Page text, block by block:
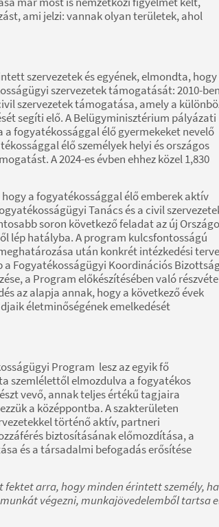
ami jelzi: vannak olyan területek, ahol
szervezetek és egyének, elmondta, hogy
szervezetek támogatását: 2010-ben
szervezetek támogatása, amely a
segíti elő. A Belügyminisztérium pályázati
fogyatékossággal élő gyermekeket nevelő
élő személyek helyi és országos
A 2024-es évben ehhez közel 1,830
a fogyatékossággal élő emberek aktív
Tanács és a civil
soron következő feladat az új
lép hatályba. A program kulcsfontosságú
után konkrét intézkedési
Fogyatékosságügyi Koordinációs
a Program előkészítésében való
az alapja annak, hogy a következő évek
életminőségének emelkedését
Program lesz az egyik fő
szemlélettől elmozdulva a fogyatékos
vevő, annak teljes értékű tagjaira
a középpontba. A szakterületen
történő aktív, partneri
biztosításának előmozdítása, a
és a társadalmi befogadás erősítése
arra, hogy minden érintett személy, ha
végezni, munkajövedelemből tartsa